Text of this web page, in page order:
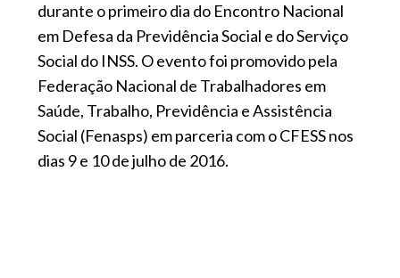
durante o primeiro dia do Encontro Nacional
em Defesa da Previdência Social e do Serviço
Social do INSS. O evento foi promovido pela
Federação Nacional de Trabalhadores em
Saúde, Trabalho, Previdência e Assistência
Social (Fenasps) em parceria com o CFESS nos
dias 9 e 10 de julho de 2016.